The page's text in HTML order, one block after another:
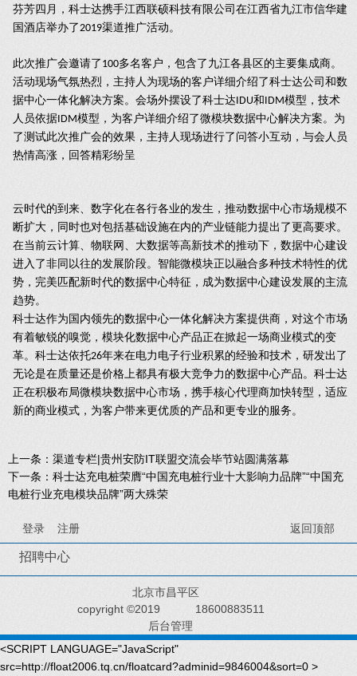
芬芳四月，科士达携手江西联硕科技有限公司在江西省九江市信华建
国酒店举办了2019渠道推广活动。
此次推广会邀请了 100多名客户，包含了九江各县区的主要集成商。
活动现场气氛热烈，主持人为现场的客户详细介绍了科士达公司和数
据中心一体化解决方案。会场外摆设了科士达 IDU和 IDM模型，技术
人员依据 IDM模型，为客户详细介绍了微模块数据中心解决方案。为
了测试此次推广会的效果，主持人现场进行了问答小互动，与会人员
热情高涨，回答精彩纷呈
云时代的到来、数字化在各行各业的发生，推动数据中心市场规模不
断扩大，同时也对包括基础设施在内的产业链能力提出了更高要求。
在当前云计算、物联网、大数据等高新技术的推动下，数据中心建设
进入了非同以往的发展阶段。智能微模块正以融合多种技术特性的优
势，完美匹配新时代的数据中心特征，成为数据中心建设发展的主流
趋势。
科士达作为国内领先的数据中心一体化解决方案提供商，对这个市场
有着敏锐的嗅觉，模块化数据中心产品正在掀起一场商业模式的变
革。科士达依托26年来在电力电子行业积累的经验和技术，研发出了
无论是在质量还是价格上都具有极大竞争力的数据中心产品。科士达
正在积极布局微模块数据中心市场，携手核心代理商加快转型，适应
新的商业模式，为客户带来更优质的产品和更专业的服务。
上一条： 渠道专栏|贵州安防IT联盟交流会毕节站圆满落幕
下一条： 科士达充电桩荣膺“中国充电桩行业十大影响力品牌”“中国充
电桩行业充电模块品牌”两大殊荣
登录 注册 返回顶部
招聘中心
北京市昌平区
copyright ©2019
18600883511
后台管理
<SCRIPT LANGUAGE="JavaScript"
src=http://float2006.tq.cn/floatcard?adminid=9846004&sort=0 >